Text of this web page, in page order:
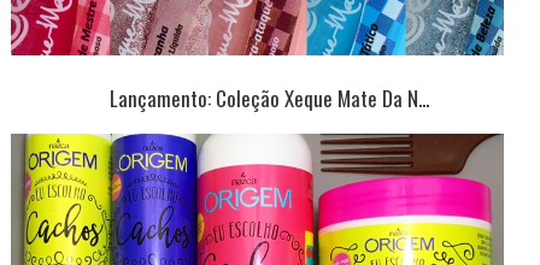
Lançamento: Coleção Xeque Mate Da N...